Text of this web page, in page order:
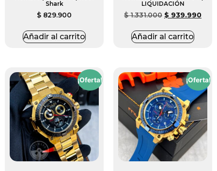
Shark
$ 829.900
Añadir al carrito
LIQUIDACIÓN
$1.331.000 $ 939.990
Añadir al carrito
¡Oferta! ¡Oferta!